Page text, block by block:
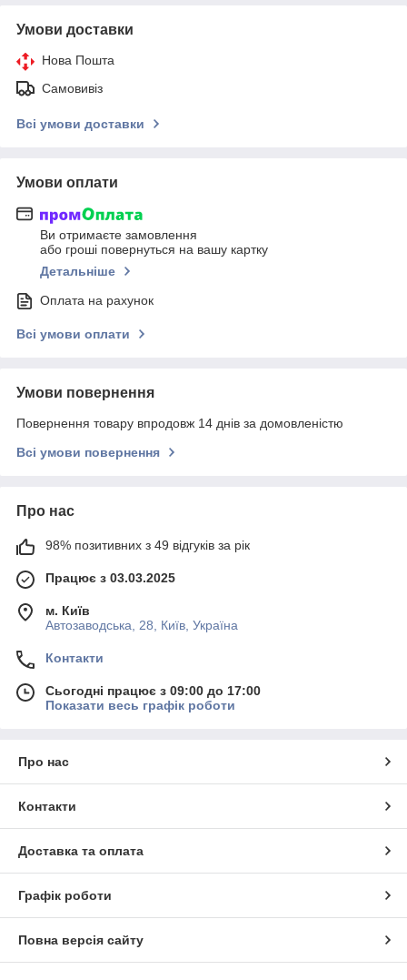
Умови доставки
Нова Пошта
Самовивіз
Всі умови доставки
Умови оплати
Ви отримаєте замовлення
або гроші повернуться на вашу картку
Детальніше
Оплата на рахунок
Всі умови оплати
Умови повернення
Повернення товару впродовж 14 днів за домовленістю
Всі умови повернення
Про нас
98% позитивних з 49 відгуків за рік
Працює з 03.03.2025
м. Київ
Автозаводська, 28, Київ, Україна
Контакти
Сьогодні працює з 09:00 до 17:00
Показати весь графік роботи
Про нас
Контакти
Доставка та оплата
Графік роботи
Повна версія сайту